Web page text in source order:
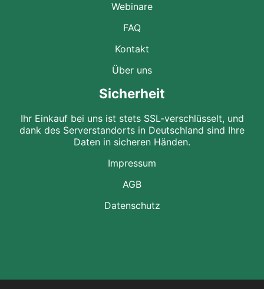
Webinare
FAQ
Kontakt
Über uns
Sicherheit
Ihr Einkauf bei uns ist stets SSL-verschlüsselt, und
dank des Serverstandorts in Deutschland sind Ihre
Daten in sicheren Händen.
Impressum
AGB
Datenschutz